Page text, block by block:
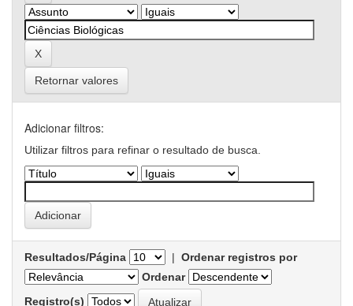
Retornar valores
Adicionar filtros:
Utilizar filtros para refinar o resultado de busca.
Resultados/Página | Ordenar registros por
Ordenar
Registro(s)